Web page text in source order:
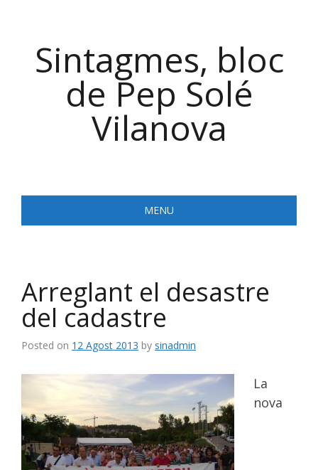
contentSintagmes, bloc
de Pep Solé
Vilanova
MENU
Arreglant el desastre
del cadastre
Posted on 12 Agost 2013 by sinadmin
La
nova